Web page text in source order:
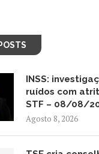
INSS:
ruídos com
STF – 08/08/
Agosto 8, 2026